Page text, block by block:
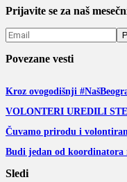
Prijavite se za naš
Povezane vesti
Kroz ovogodišnji
VOLONTERI UREDILI
Čuvamo prirodu i
Budi jedan od koordinatora
Sledi